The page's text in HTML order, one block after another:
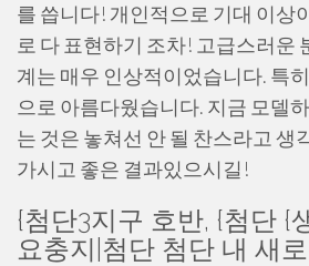
를 씁니다! 개인적으로 기대 이상
로 다 표현하기 조차! 고급스러운
계는 매우 인상적이었습니다. 특
으로 아름다웠습니다. 지금 모델
는 것은 놓쳐선 안 될 찬스라고 생
가시고 좋은 결과있으시길!
{첨단3지구 호반, {첨단 {
요충지|첨단 첨단 내 새